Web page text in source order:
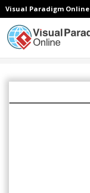
Visual Paradigm Online